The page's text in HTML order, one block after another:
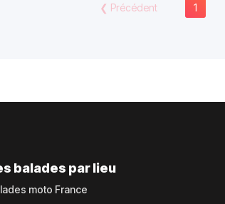
❮ Précédent 1
balades par lieu
moto France